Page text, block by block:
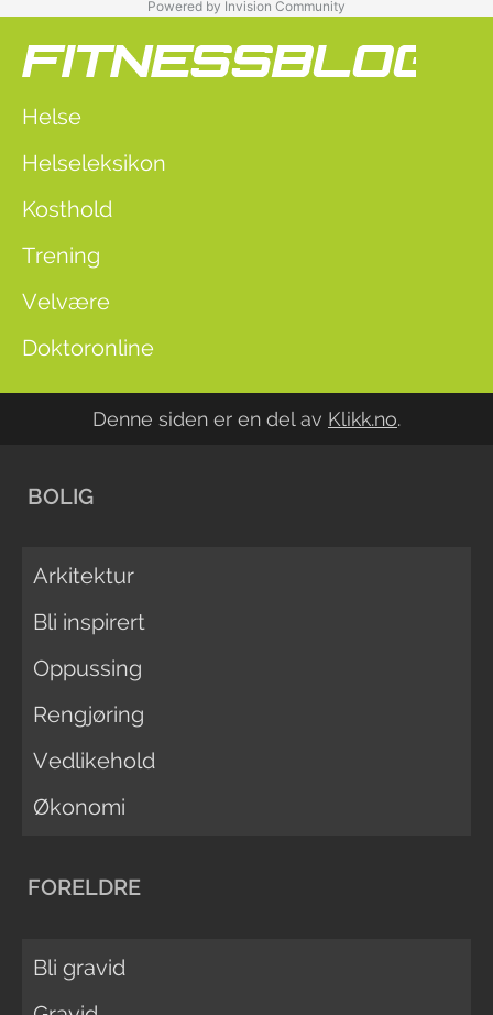
Powered by Invision Community
Helse
Helseleksikon
Kosthold
Trening
Velvære
Doktoronline
Denne siden er en del av Klikk.no.
BOLIG
Arkitektur
Bli inspirert
Oppussing
Rengjøring
Vedlikehold
Økonomi
FORELDRE
Bli gravid